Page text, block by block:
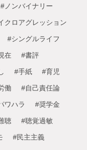
#ノンバイナリー
クロアグレッション
#シングルライフ
在 #書評
#手紙 #育児
働 #自己責任論
ワハラ #奨学金
聴 #聴覚過敏
#民主主義